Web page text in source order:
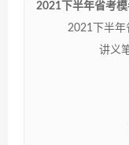
2021下半年省考模
2021下半年
讲义